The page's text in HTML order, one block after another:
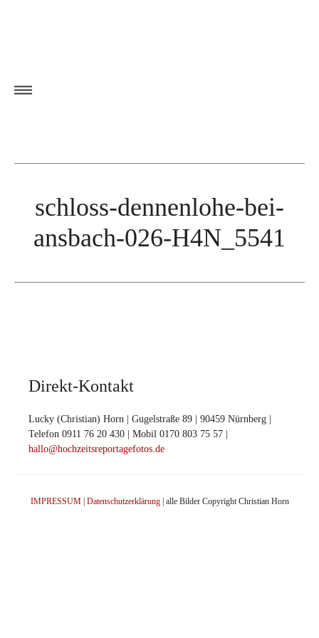
schloss-dennenlohe-bei-
ansbach-026-H4N_5541
Direkt-Kontakt
Lucky (Christian) Horn | Gugelstraße 89 | 90459 Nürnberg |
Telefon 0911 76 20 430 | Mobil 0170 803 75 57 |
hallo@hochzeitsreportagefotos.de
IMPRESSUM| Datenschutzerklärung| alle Bilder Copyright Christian Horn